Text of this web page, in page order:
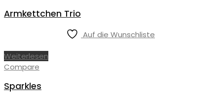
Armkettchen Trio
Auf die Wunschliste
Weiterlesen
Compare
Sparkles